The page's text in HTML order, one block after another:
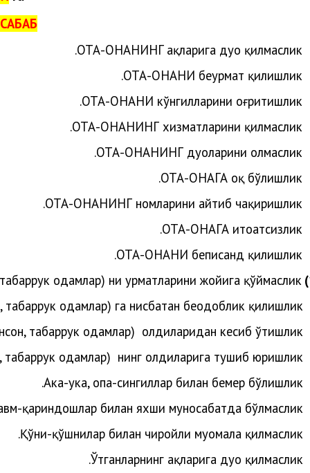
ОТА-ОНАНИНГ ҳақларига дуо қилмаслик
.
ОТА-ОНАНИ беҳурмат қилишлик.
ОТА-ОНАНИ кўнгилларини оғритишлик.
ОТА-ОНАНИНГ хизматларини қилмаслик.
ОТА-ОНАНИНГ дуоларини олмаслик.
ОТА-ОНАГА оқ бўлишлик.
ОТА-ОНАНИНГ номларини айтиб чақиришлик.
ОТА-ОНАГА итоатсизлик.
ОТА-ОНАНИ беписанд қилишлик.
одамлар) ни ҳурматларини жойига қўймаслик.
табаррук одамлар) га нисбатан беодоблик қилишлик.
табаррук одамлар) олдиларидан кесиб ўтишлик.
табаррук одамлар) нинг олдиларига тушиб юришлик.
Ака-ука, опа-сингиллар билан бемеҳр бўлишлик.
қариндошлар билан яхши муносабатда бўлмаслик.
Қўни-қўшнилар билан чиройли муомала қилмаслик.
Ўтганларнинг ҳақларига дуо қилмаслик.